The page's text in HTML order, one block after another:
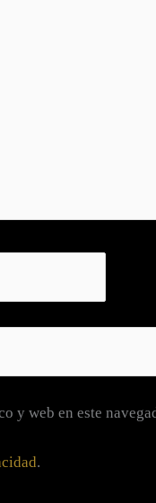
y web en este
.